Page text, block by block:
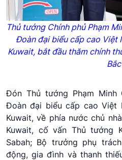
Thủ tướng Chính phủ Phạm
Đoàn đại biểu cấp cao Việt
Kuwait, bắt đầu thăm chính
Bắc
Đón Thủ tướng Phạm Minh
Đoàn đại biểu cấp cao Việt
Kuwait, về phía nước chủ
Kuwait, cố vấn Thủ tướng
Sabah; Bộ trưởng phụ
động, gia đình và thanh